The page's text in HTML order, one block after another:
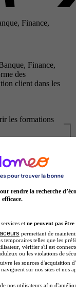
Finance,
Finance,
des
client dans les
les formations
rendre la recherche
efficace.
et ne peuvent pas être
permettant de
telles que les
vérifier s'il est
ou les violations de
les sources d'acquisition
sur nos sites et nos
nos utilisateurs afin